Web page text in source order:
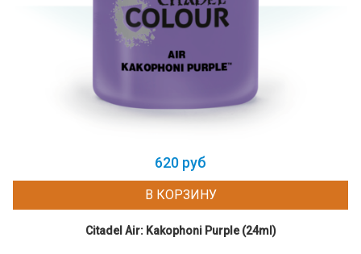
620 руб
В КОРЗИНУ
Citadel Air: Kakophoni Purple (24ml)